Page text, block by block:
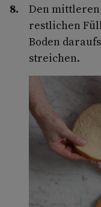
Den mittleren
restlichen
Boden
streichen.